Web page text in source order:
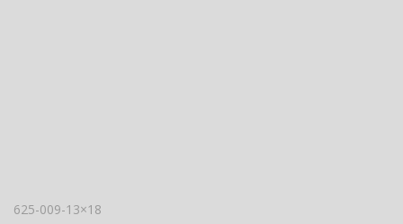
625-009-13×18